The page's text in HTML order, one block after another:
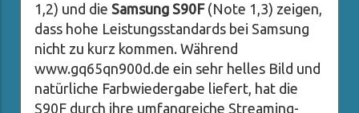
1,2) und die Samsung S90F(Note 1,3) zeigen,
dass hohe Leistungsstandards bei Samsung
nicht zu kurz kommen. Während
www.gq65qn900d.de ein sehr helles Bild und
natürliche Farbwiedergabe liefert, hat die
S90F durch ihre umfangreiche Streaming-